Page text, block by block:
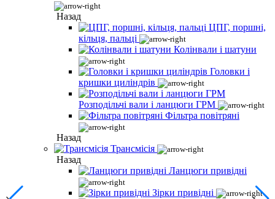
Назад
ЦПГ, поршні,
кільця, пальці
Колінвали і шатуни
Головки і
кришки циліндрів
Розподільчі вали і ланцюги ГРМ
Фільтра повітряні
Назад
Трансмісія
Назад
Ланцюги привідні
Зірки привідні